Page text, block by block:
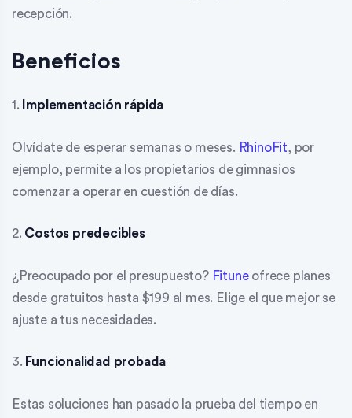
recepción.
Beneficios
1. Implementación rápida
Olvídate de esperar semanas o meses. RhinoFit, por
ejemplo, permite a los propietarios de gimnasios
comenzar a operar en cuestión de días.
2. Costos predecibles
¿Preocupado por el presupuesto? Fituneofrece planes
desde gratuitos hasta $199 al mes. Elige el que mejor se
ajuste a tus necesidades.
3. Funcionalidad probada
Estas soluciones han pasado la prueba del tiempo en